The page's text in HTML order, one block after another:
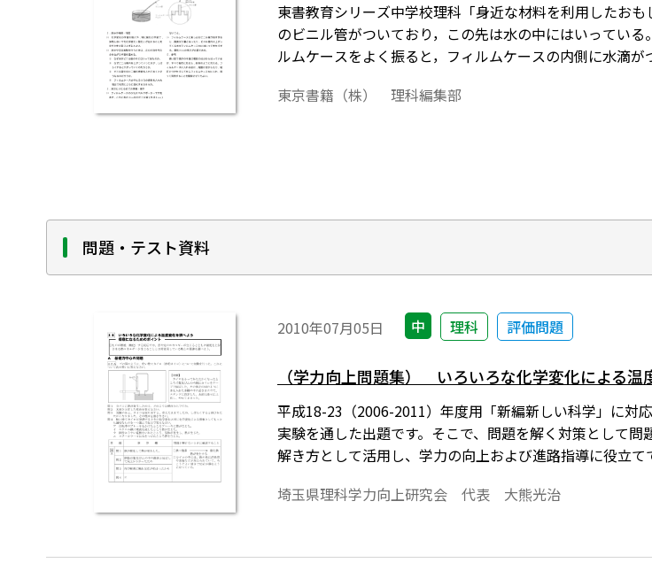
東書教育シリーズ中学校理科「身近な材料を利用したお
のビニル管がついており，この先は水の中にはいってい
ルムケースをよく振ると，フィルムケースの内側に水滴
る。
東京書籍（株） 理科編集部
問題・テスト資料
2010年07月05日 中 理科 評価問題
（学力向上問題集） いろいろな化学変化による温
平成18-23（2006-2011）年度用「新編新しい科学」に対
実験を通した出題です。そこで、問題を解く対策として
解き方として活用し、学力の向上および進路指導に役立て
埼玉県理科学力向上研究会 代表 大熊光治